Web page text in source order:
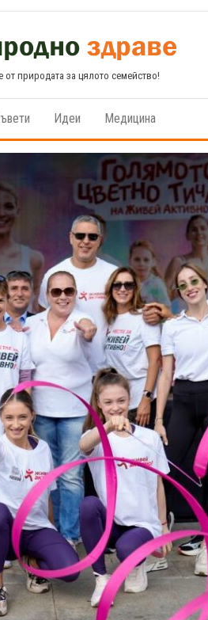
от природата за цялото семейство!
Идеи Медицина